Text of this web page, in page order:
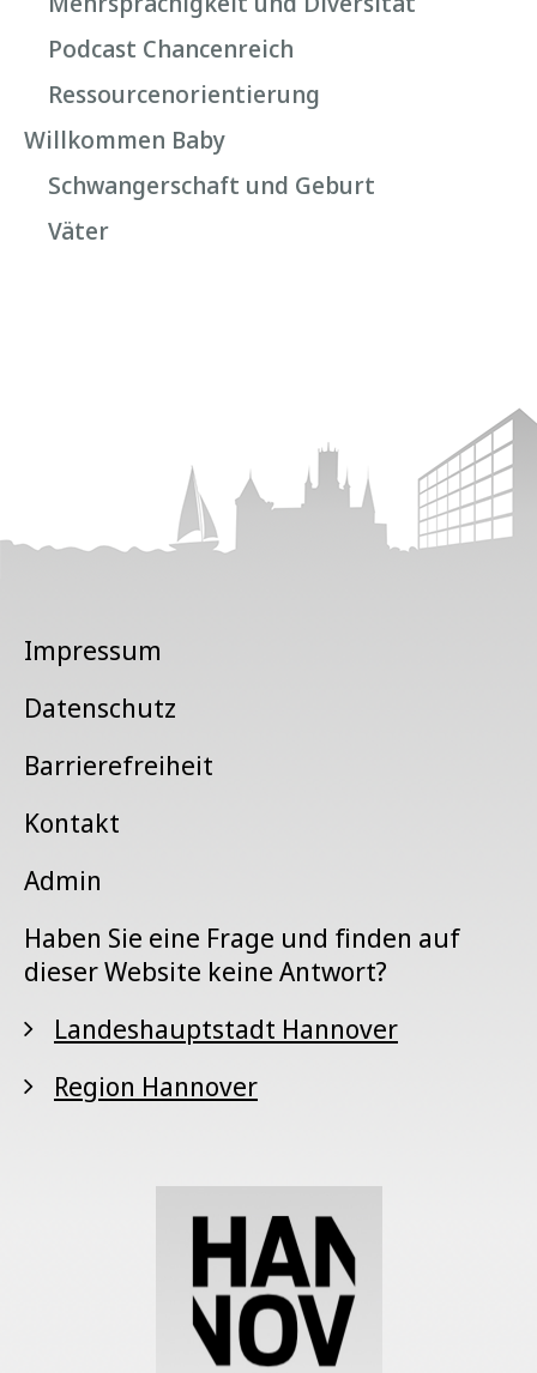
Podcast Chancenreich
Ressourcenorientierung
Willkommen Baby
Schwangerschaft und Geburt
Väter
Impressum
Datenschutz
Barrierefreiheit
Kontakt
Admin
Haben Sie eine Frage und finden auf
dieser Website keine Antwort?
Landeshauptstadt Hannover
Region Hannover